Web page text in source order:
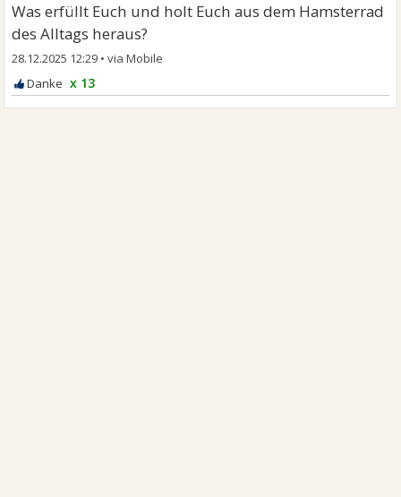
Was erfüllt Euch und holt Euch aus dem Hamsterrad
des Alltags heraus?
28.12.2025 12:29 •
x 13